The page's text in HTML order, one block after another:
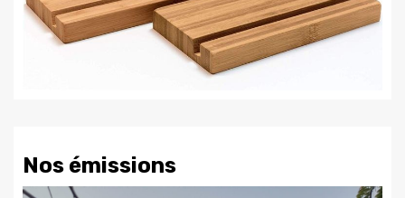
Nos émissions